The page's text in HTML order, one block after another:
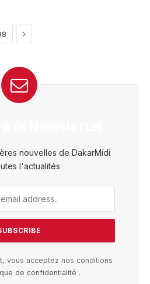
Next
nouvelles de DakarMidi
l'actualités
vous acceptez nos conditions
de confidentialité .